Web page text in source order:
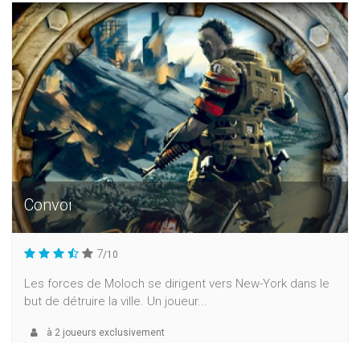
Convoi
7/10
Les forces de Moloch se dirigent vers New-York dans le
but de détruire la ville. Un joueur...
à 2 joueurs exclusivement